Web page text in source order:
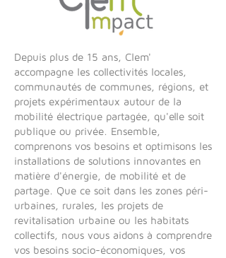
Depuis plus de 15 ans, Clem'
accompagne les collectivités locales,
communautés de communes, régions, et
projets expérimentaux autour de la
mobilité électrique partagée, qu'elle soit
publique ou privée. Ensemble,
comprenons vos besoins et optimisons les
installations de solutions innovantes en
matière d'énergie, de mobilité et de
partage. Que ce soit dans les zones péri-
urbaines, rurales, les projets de
revitalisation urbaine ou les habitats
collectifs, nous vous aidons à comprendre
vos besoins socio-économiques, vos